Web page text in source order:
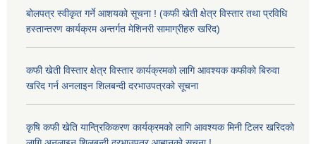
बोलपत्र स्वीकृत गर्ने आशयको सूचना ! (कफी खेती क्षेत्र विस्तार तथा प्रविधि
हस्तान्तरण कार्यक्रम अन्तर्गत मेशिनरी सामाग्रीहरु खरिद)
कफी खेती विस्तार क्षेत्र विस्तार कार्यक्रमको लागि आवश्यक कफीको बिरुवा
खरिद गर्न अनलाइन शिलबन्दी दरभाउपत्रको सूचना
कृषि कफी खेति यान्त्रिकिकरण कार्यक्रमको लागि आवश्यक मिनी टिलर खरिदको